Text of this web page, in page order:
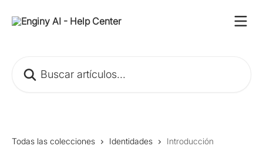
Todas las colecciones Identidades Introducción